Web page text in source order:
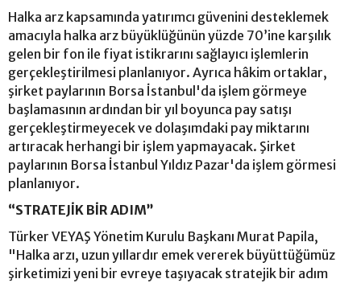
Halka arz kapsamında yatırımcı güvenini desteklemek
amacıyla halka arz büyüklüğünün yüzde 70’ine karşılık
gelen bir fon ile fiyat istikrarını sağlayıcı işlemlerin
gerçekleştirilmesi planlanıyor. Ayrıca hâkim ortaklar,
şirket paylarının Borsa İstanbul'da işlem görmeye
başlamasının ardından bir yıl boyunca pay satışı
gerçekleştirmeyecek ve dolaşımdaki pay miktarını
artıracak herhangi bir işlem yapmayacak. Şirket
paylarının Borsa İstanbul Yıldız Pazar'da işlem görmesi
planlanıyor.
“STRATEJİK BİR ADIM”
Türker VEYAŞ Yönetim Kurulu Başkanı Murat Papila,
"Halka arzı, uzun yıllardır emek vererek büyüttüğümüz
şirketimizi yeni bir evreye taşıyacak stratejik bir adım